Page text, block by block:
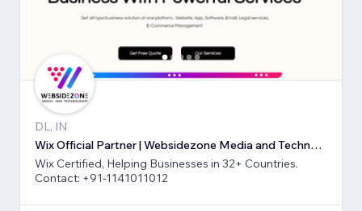
DL, IN
Wix Official Partner | Websidezone Media and Technologies Pvt Ltd
Wix Certified, Helping Businesses in 32+ Countries.
Contact: +91-1141011012